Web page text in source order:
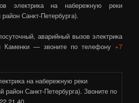
электрика на набережную реки
Санкт-Петербурга).
аварийный вызов электрика
Каменки — звоните по телефону +7